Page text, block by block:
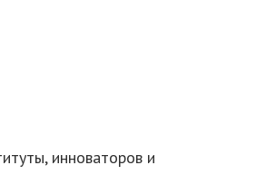
инноваторов и